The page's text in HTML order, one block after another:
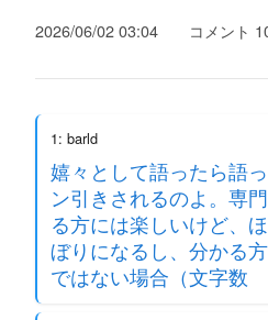
2026/06/02 03:04 コメント
1: barld
嬉々として語ったら語
ン引きされるのよ。専
る方には楽しいけど、
ぼりになるし、分かる
ではない場合（文字数